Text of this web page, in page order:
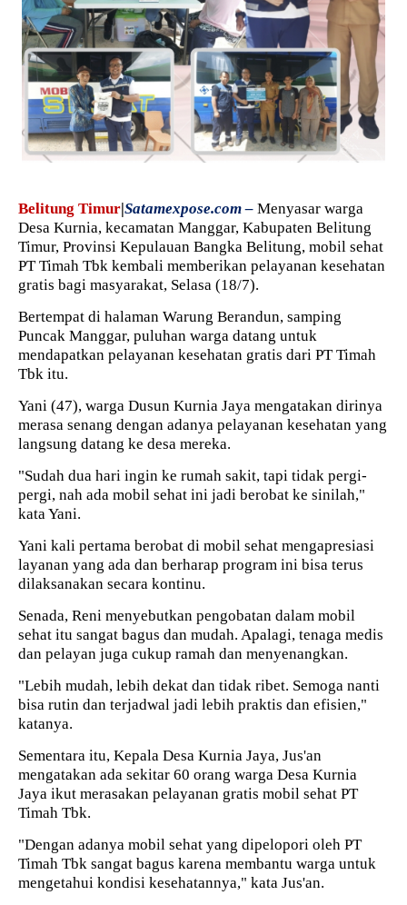
Belitung Timur Satamexpose.com – Menyasar warga
Desa Kurnia, kecamatan Manggar, Kabupaten Belitung
Timur, Provinsi Kepulauan Bangka Belitung, mobil sehat
PT Timah Tbk kembali memberikan pelayanan kesehatan
gratis bagi masyarakat, Selasa (18/7).
Bertempat di halaman Warung Berandun, samping
Puncak Manggar, puluhan warga datang untuk
mendapatkan pelayanan kesehatan gratis dari PT Timah
Tbk itu.
Yani (47), warga Dusun Kurnia Jaya mengatakan dirinya
merasa senang dengan adanya pelayanan kesehatan yang
langsung datang ke desa mereka.
"Sudah dua hari ingin ke rumah sakit, tapi tidak pergi-
pergi, nah ada mobil sehat ini jadi berobat ke sinilah,"
kata Yani.
Yani kali pertama berobat di mobil sehat mengapresiasi
layanan yang ada dan berharap program ini bisa terus
dilaksanakan secara kontinu.
Senada, Reni menyebutkan pengobatan dalam mobil
sehat itu sangat bagus dan mudah. Apalagi, tenaga medis
dan pelayan juga cukup ramah dan menyenangkan.
"Lebih mudah, lebih dekat dan tidak ribet. Semoga nanti
bisa rutin dan terjadwal jadi lebih praktis dan efisien,"
katanya.
Sementara itu, Kepala Desa Kurnia Jaya, Jus'an
mengatakan ada sekitar 60 orang warga Desa Kurnia
Jaya ikut merasakan pelayanan gratis mobil sehat PT
Timah Tbk.
"Dengan adanya mobil sehat yang dipelopori oleh PT
Timah Tbk sangat bagus karena membantu warga untuk
mengetahui kondisi kesehatannya," kata Jus'an.